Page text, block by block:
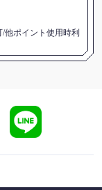
他ポイント使用時利
SUNAMO店